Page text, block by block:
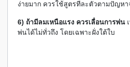
ง่ายมาก ควรใช้สูตรทีละตัวตามปัญหา
6) ถ้ามีลมเหนือแรง ควรเลื่อนการพ่น
พ่นได้ไม่ทั่วถึง โดยเฉพาะฝั่งใต้ใบ